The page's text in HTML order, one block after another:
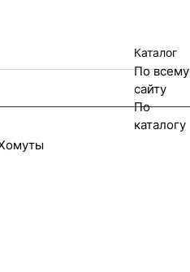
Каталог
По всему
сайту
По
каталогу